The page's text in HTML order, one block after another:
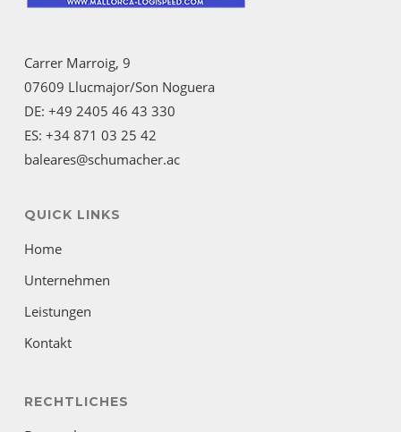
Carrer Marroig, 9
07609 Llucmajor/Son Noguera
DE: +49 2405 46 43 330
ES: +34 871 03 25 42
baleares@schumacher.ac
QUICK LINKS
Home
Unternehmen
Leistungen
Kontakt
RECHTLICHES